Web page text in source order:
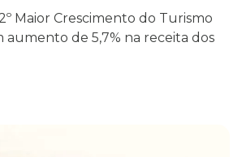
Maior Crescimento do Turismo
aumento de 5,7% na receita dos